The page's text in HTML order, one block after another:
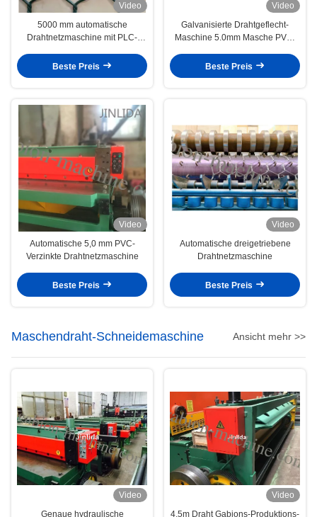
Video
5000 mm automatische
Drahtnetzmaschine mit PLC-
Beste Preis
Video
Galvanisierte Drahtgeflecht-
Maschine 5.0mm Masche PVC-
Bau
Beste Preis
Video
Automatische 5,0 mm PVC-
Verzinkte Drahtnetzmaschine
Beste Preis
Video
Automatische dreigetriebene
Drahtnetzmaschine
Beste Preis
Maschendraht-Schneidemaschine Ansicht mehr >>
Video
Genaue hydraulische
Video
4.5m Draht Gabions-Produktions-